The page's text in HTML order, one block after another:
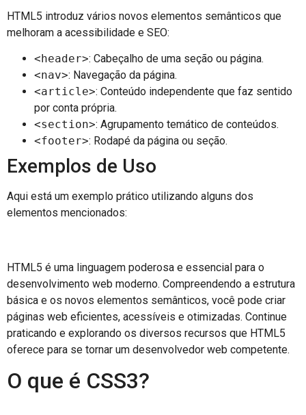
HTML5 introduz vários novos elementos semânticos que
melhoram a acessibilidade e SEO:
<header>: Cabeçalho de uma seção ou página.
<nav>: Navegação da página.
<article>: Conteúdo independente que faz sentido
por conta própria.
<section>: Agrupamento temático de conteúdos.
<footer>: Rodapé da página ou seção.
Exemplos de Uso
Aqui está um exemplo prático utilizando alguns dos
elementos mencionados:
HTML5 é uma linguagem poderosa e essencial para o
desenvolvimento web moderno. Compreendendo a estrutura
básica e os novos elementos semânticos, você pode criar
páginas web eficientes, acessíveis e otimizadas. Continue
praticando e explorando os diversos recursos que HTML5
oferece para se tornar um desenvolvedor web competente.
O que é CSS3?